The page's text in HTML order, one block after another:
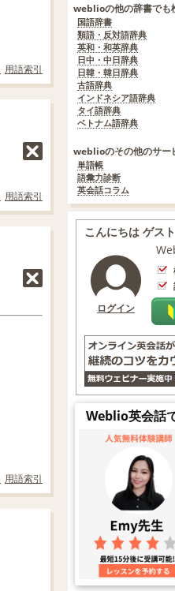
用語索引
用語索引
用語索引
weblioの他の辞書でも
国語辞書
類語・反対語辞典
英和・和英辞典
日中・中日辞典
日韓・韓日辞典
古語辞典
インドネシア語辞典
タイ語辞典
ベトナム語辞典
weblioのその他のサー
単語帳
語彙力診断
英会話コラム
こんにちは ゲス
ログイン
Weblio英会話